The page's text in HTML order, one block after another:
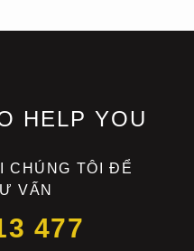
HELP YOU
CHÚNG TÔI ĐỂ
VẤN
477